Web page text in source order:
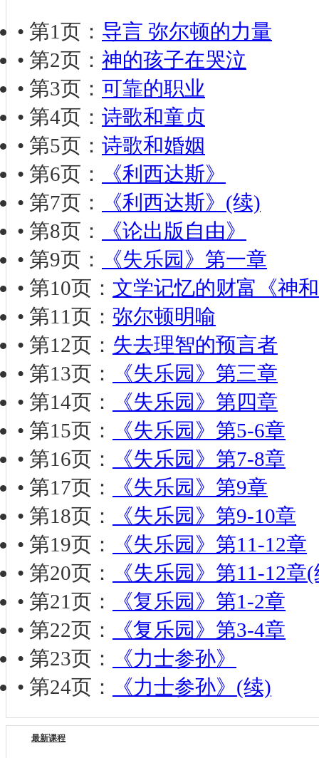
• 第1页： 导言 弥尔顿的力量
• 第2页： 神的孩子在哭泣
• 第3页： 可靠的职业
• 第4页： 诗歌和童贞
• 第5页： 诗歌和婚姻
• 第6页：
《利西达斯》
• 第7页：
《利西达斯》(续)
• 第8页：
《论出版自由》
• 第9页：
《失乐园》第一章
• 第10页： 文学记忆的财富《神
• 第11页： 弥尔顿明喻
• 第12页： 失去理智的预言者
• 第13页：
《失乐园》第三章
• 第14页：
《失乐园》第四章
• 第15页：
《失乐园》第5-6章
• 第16页：
《失乐园》第7-8章
• 第17页：
《失乐园》第9章
• 第18页：
《失乐园》第9-10章
• 第19页：
《失乐园》第11-12章
• 第20页：
《失乐园》第11-12章
• 第21页：
《复乐园》第1-2章
• 第22页：
《复乐园》第3-4章
• 第23页：
《力士参孙》
• 第24页：
《力士参孙》(续)
最新课程